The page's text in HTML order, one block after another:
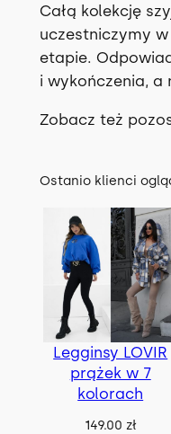
Całą kolekcję
uczestniczymy
etapie.
i wykończenia, a
Zobacz też
Ostanio klienci
Legginsy LOVIR
prążek w 7
kolorach
149.00 zł